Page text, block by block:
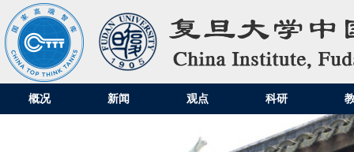
概况 新闻 观点 科研